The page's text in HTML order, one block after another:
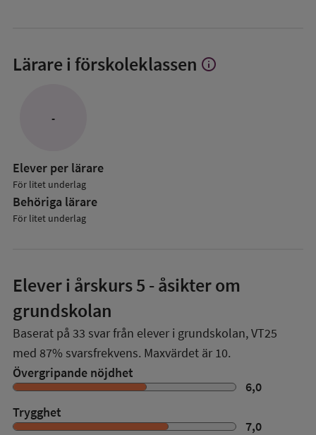
Lärare i förskoleklassen Visa
info
-
Elever per lärare
För litet underlag
Behöriga lärare
För litet underlag
Elever i årskurs 5 - åsikter om
grundskolan
Baserat på 33 svar från elever i grundskolan,VT25
med 87% svarsfrekvens. Maxvärdet är 10.
Övergripande nöjdhet
6,0
Trygghet
7,0